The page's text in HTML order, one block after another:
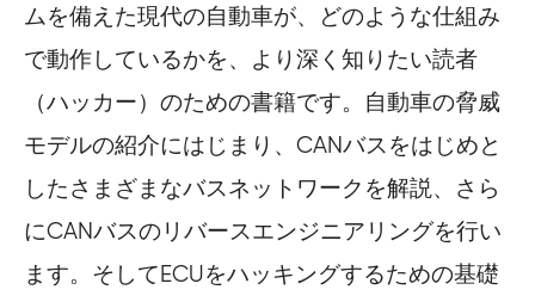
ムを備えた現代の自動車が、どのような仕組み
で動作しているかを、より深く知りたい読者
（ハッカー）のための書籍です。自動車の脅威
モデルの紹介にはじまり、CANバスをはじめと
したさまざまなバスネットワークを解説、さら
にCANバスのリバースエンジニアリングを行い
ます。そしてECUをハッキングするための基礎